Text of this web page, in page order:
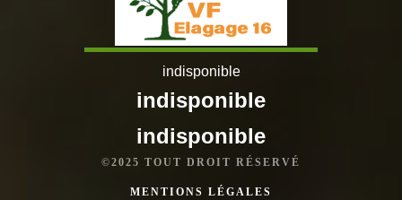
indisponible
indisponible
indisponible
©2025 TOUT DROIT RÉSERVÉ
MENTIONS LÉGALES